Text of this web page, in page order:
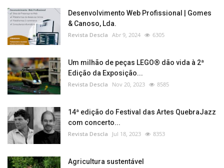
Desenvolvimento Web Profissional | Gomes
& Canoso, Lda.
Revista Descla Abr 9, 2024 6305
Um milhão de peças LEGO® dão vida à 2ª
Edição da Exposição...
Revista Descla Nov 20, 2023 8585
14ª edição do Festival das Artes QuebraJazz
com concerto...
Revista Descla Jul 18, 2023 8353
Agricultura sustentável